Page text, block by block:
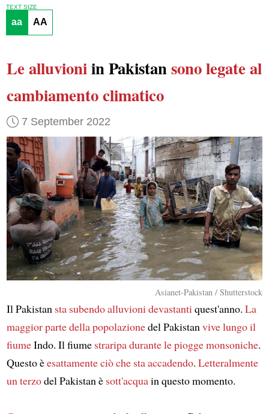
TEXT SIZE
aa AA
Le alluvioniin Pakistansono legate al
cambiamento climatico
7 September 2022
Asianet-Pakistan / Shutterstock
Il Pakistan sta subendo alluvioni devastantiquest'anno. La
maggior parte della popolazionedel Pakistanvive lungo il
fiumeIndo. Il fiume straripadurantele piogge monsoniche.
Questo èesattamente ciò che sta accadendo. Letteralmente
un terzodel Pakistan è sott'acquain questo momento.